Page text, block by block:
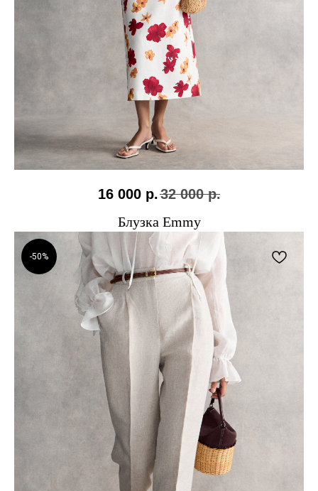
16 000 р.32 000 р.
Блузка Emmy
-50%